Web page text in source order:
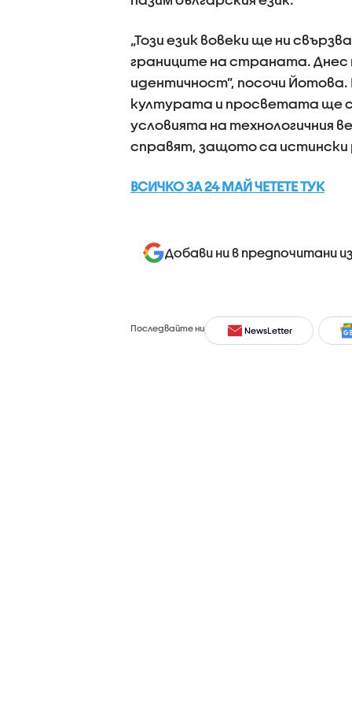
„Този език вовеки ще ни
границите на страната. Днес
идентичност”, посочи Йотова.
културата и просветата ще
условията на технологичния
справят, защото са истински
ВСИЧКО ЗА 24 МАЙ ЧЕТЕТЕ ТУК
Добави ни в предпочитани
Последвайте ни NewsLetter